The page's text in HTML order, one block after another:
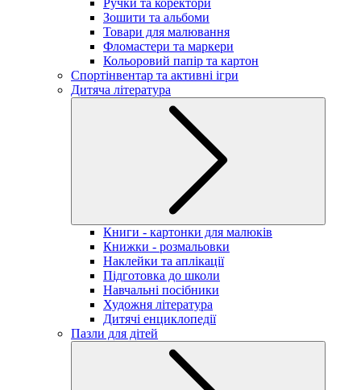
Ручки та коректори
Зошити та альбоми
Товари для малювання
Фломастери та маркери
Кольоровий папір та картон
Спортінвентар та активні ігри
Дитяча література
Книги - картонки для малюків
Книжки - розмальовки
Наклейки та аплікації
Підготовка до школи
Навчальні посібники
Художня література
Дитячі енциклопедії
Пазли для дітей